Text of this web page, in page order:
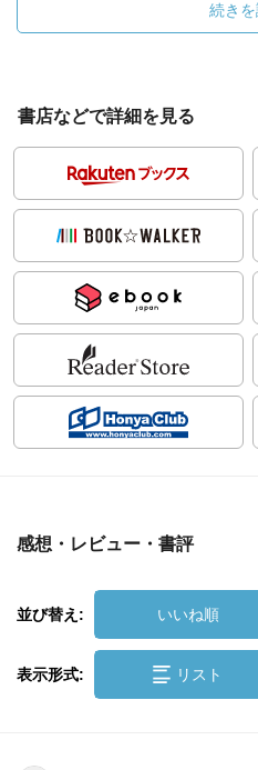
続き
書店などで詳細を見る
感想・レビュー・書評
並び替え: いいね順
表示形式: リスト